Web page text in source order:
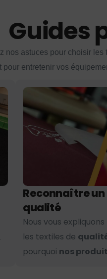
Guides
nos astuces pour choisir
pour entretenir vos
Reconnaître
qualité
Nous vous expliquons
les textiles de
pourquoi nos